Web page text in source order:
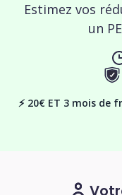
Estimez vos
un
⚡️ 20€ ET 3 mois